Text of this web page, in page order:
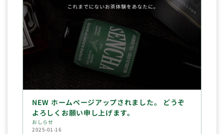
NEW ホームページアップされました。 どうぞ
よろしくお願い申し上げます。
おしらせ
2025-01-16